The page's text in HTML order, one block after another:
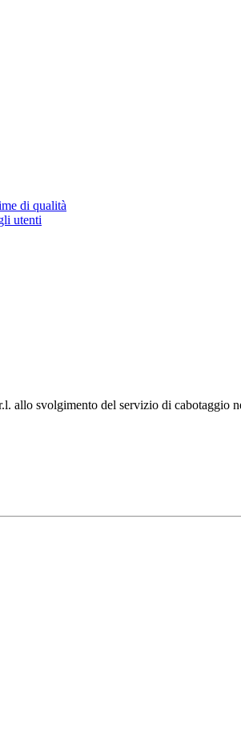
di qualità
utenti
allo svolgimento del servizio di